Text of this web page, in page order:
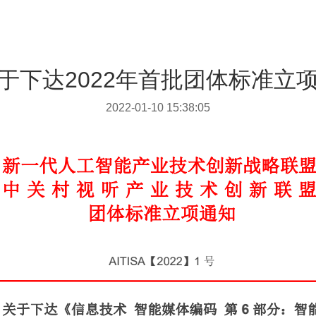
下达2022年首批团体标准立
2022-01-10 15:38:05